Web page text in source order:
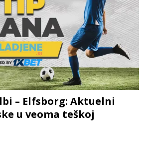
– Elfsborg: Aktuelni
u veoma teškoj